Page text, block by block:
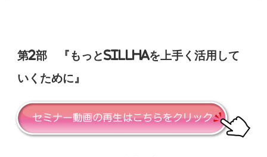
第2部 『もっとSillHaを上手く活用して
いくために』